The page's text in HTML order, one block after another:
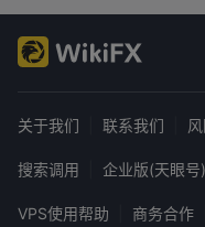
交易平台
得益于这个强大平台的便
速分析市场活动、进行交
中获得。
关于我们 联系我们
搜索调用 企业版(天眼号)
VPS使用帮助 商务合作